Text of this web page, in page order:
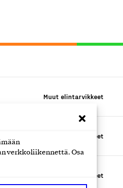
verkkoliikennettä. Osa
Muut elintarvikkeet
Muut elintarvikkeet
Muut elintarvikkeet